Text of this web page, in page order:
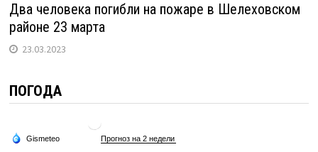
Два человека погибли на пожаре в Шелеховском
районе 23 марта
23.03.2023
ПОГОДА